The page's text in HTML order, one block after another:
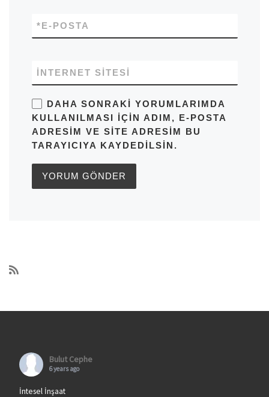
E-POSTA
*
İNTERNET SITESI
DAHA SONRAKI YORUMLARIMDA
KULLANILMASI IÇIN ADIM, E-POSTA
ADRESIM VE SITE ADRESIM BU
TARAYICIYA KAYDEDILSIN.
Bulut Cephe
6 years ago
İntesel İnşaat